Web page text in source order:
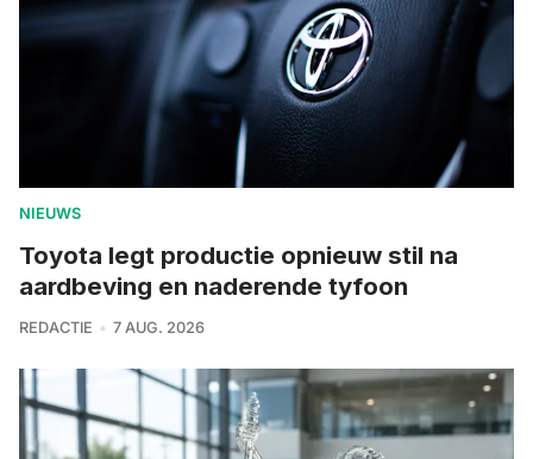
NIEUWS
Toyota legt productie opnieuw stil na
aardbeving en naderende tyfoon
REDACTIE 7 AUG. 2026